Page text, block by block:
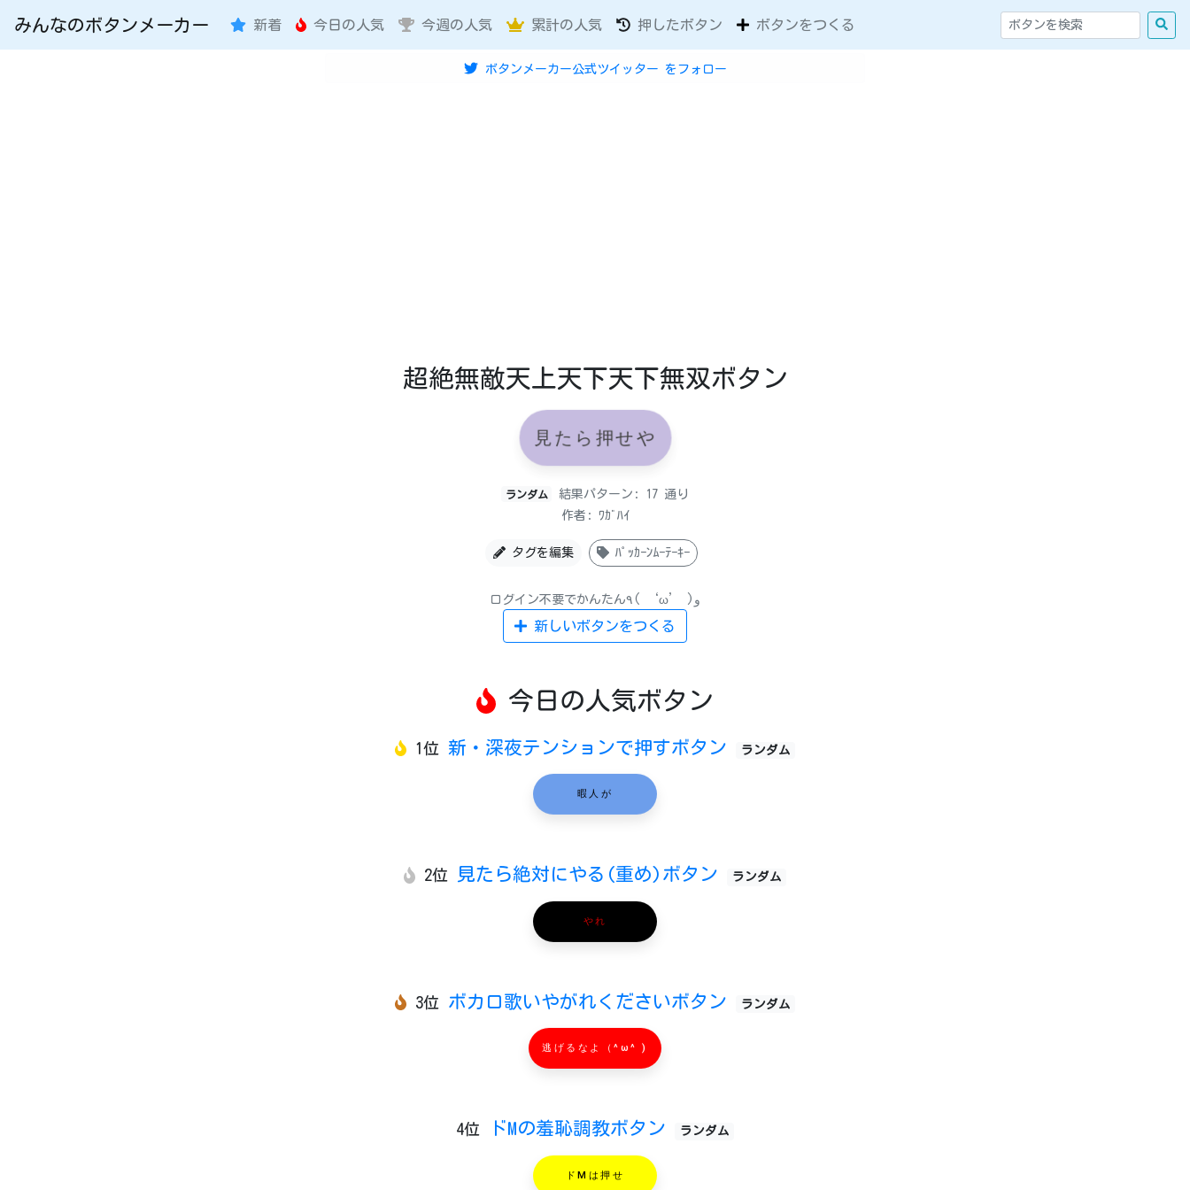
みんなのボタンメーカー 新着 今日の人気 今週の人気 累計の人気 押したボタン ボタンをつくる
ボタンメーカー公式ツイッター をフォロー
超絶無敵天上天下天下無双ボタン
見たら押せや
ランダム
結果パターン: 17 通り
作者: ﾜｶﾞﾊｲ
タグを編集 ﾊﾟｯｶｰﾝﾑｰﾃｰｷｰ
ログイン不要でかんたん٩( ‘ω’ )و
新しいボタンをつくる
今日の人気ボタン
1位 新・深夜テンションで押すボタン ランダム
暇人が
2位 見たら絶対にやる(重め)ボタン ランダム
やれ
3位 ボカロ歌いやがれくださいボタン ランダム
逃げるなよ（^ω^ )
4位 ドMの羞恥調教ボタン ランダム
ドMは押せ